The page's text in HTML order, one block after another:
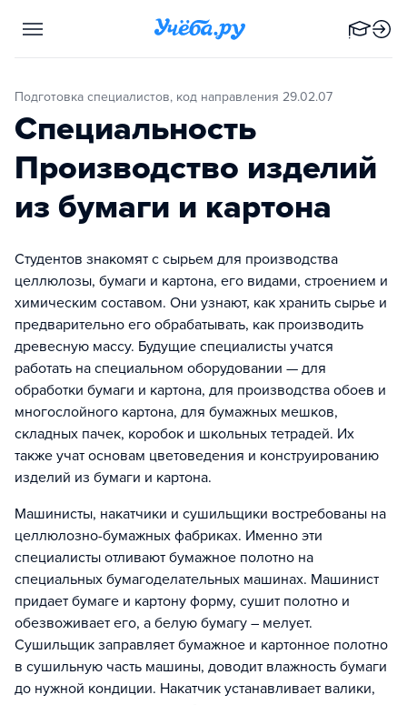
Подготовка специалистов, код направления 29.02.07
Специальность
Производство изделий
из бумаги и картона
Студентов знакомят с сырьем для производства
целлюлозы, бумаги и картона, его видами, строением и
химическим составом. Они узнают, как хранить сырье и
предварительно его обрабатывать, как производить
древесную массу. Будущие специалисты учатся
работать на специальном оборудовании — для
обработки бумаги и картона, для производства обоев и
многослойного картона, для бумажных мешков,
складных пачек, коробок и школьных тетрадей. Их
также учат основам цветоведения и конструированию
изделий из бумаги и картона.
Машинисты, накатчики и сушильщики востребованы на
целлюлозно-бумажных фабриках. Именно эти
специалисты отливают бумажное полотно на
специальных бумагоделательных машинах. Машинист
придает бумаге и картону форму, сушит полотно и
обезвоживает его, а белую бумагу – мелует.
Сушильщик заправляет бумажное и картонное полотно
в сушильную часть машины, доводит влажность бумаги
до нужной кондиции. Накатчик устанавливает валики,